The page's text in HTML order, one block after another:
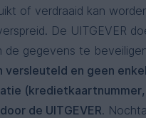
of verdraaid kan
De UITGEVER
de gegevens te
versleuteld en geen
(kredietkaartnummer,
de UITGEVER.